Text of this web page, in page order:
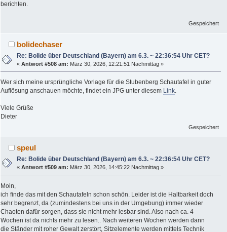
berichten.
Gespeichert
bolidechaser
Re: Bolide über Deutschland (Bayern) am 6.3. ~ 22:36:54 Uhr CET?
«Antwort #508 am: März 30, 2026, 12:21:51 Nachmittag »
Wer sich meine ursprüngliche Vorlage für die Stubenberg Schautafel in guter
Auflösung anschauen möchte, findet ein JPG unter diesem Link.
Viele Grüße
Dieter
Gespeichert
speul
Re: Bolide über Deutschland (Bayern) am 6.3. ~ 22:36:54 Uhr CET?
«Antwort #509 am: März 30, 2026, 14:45:22 Nachmittag »
Moin,
ich finde das mit den Schautafeln schon schön. Leider ist die Haltbarkeit doch
sehr begrenzt, da (zumindestens bei uns in der Umgebung) immer wieder
Chaoten dafür sorgen, dass sie nicht mehr lesbar sind. Also nach ca. 4
Wochen ist da nichts mehr zu lesen.. Nach weiteren Wochen werden dann
die Ständer mit roher Gewalt zerstört, Sitzelemente werden mittels Technik